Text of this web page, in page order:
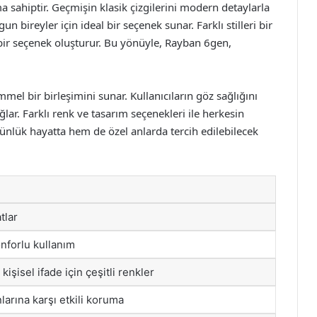
sahiptir. Geçmişin klasik çizgilerini modern detaylarla
bireyler için ideal bir seçenek sunar. Farklı stilleri bir
seçenek oluşturur. Bu yönüyle, Rayban 6gen,
bir birleşimini sunar. Kullanıcıların göz sağlığını
Farklı renk ve tasarım seçenekleri ile herkesin
hayatta hem de özel anlarda tercih edilebilecek
kullanım
kişisel ifade için çeşitli renkler
karşı etkili koruma